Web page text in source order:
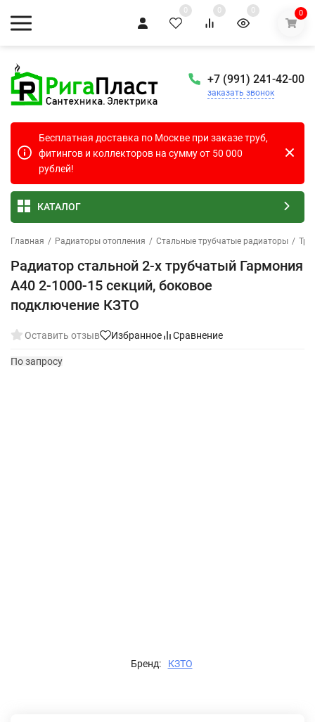
0 0 0 0
+7 (991) 241-42-00
заказать звонок
Бесплатная доставка по Москве при заказе труб,
фитингов и коллекторов на сумму от 50 000
рублей!
КАТАЛОГ
Главная / Радиаторы отопления / Стальные трубчатые радиаторы /
Радиатор стальной 2-х трубчатый Гармония
А40 2-1000-15 секций, боковое
подключение КЗТО
Оставить отзыв Избранное Сравнение
По запросу
Бренд: КЗТО